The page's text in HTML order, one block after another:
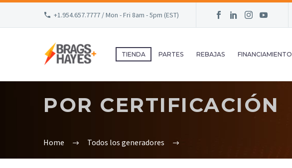
+1.954.657.7777 / Mon - Fri 8am - 5pm (EST)
TIENDA PARTES REBAJAS FINANCIAMIENTO
POR CERTIFICACIÓN
Home Todos los generadores